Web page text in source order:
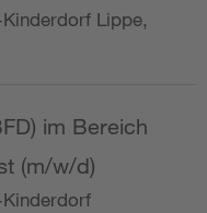
Lippe,
im Bereich
(m/w/d)